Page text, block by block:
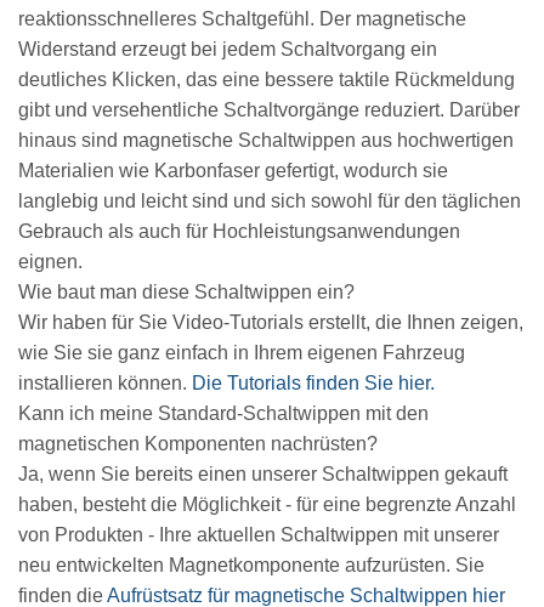
reaktionsschnelleres Schaltgefühl. Der magnetische
Widerstand erzeugt bei jedem Schaltvorgang ein
deutliches Klicken, das eine bessere taktile Rückmeldung
gibt und versehentliche Schaltvorgänge reduziert. Darüber
hinaus sind magnetische Schaltwippen aus hochwertigen
Materialien wie Karbonfaser gefertigt, wodurch sie
langlebig und leicht sind und sich sowohl für den täglichen
Gebrauch als auch für Hochleistungsanwendungen
eignen.
Wie baut man diese Schaltwippen ein?
Wir haben für Sie Video-Tutorials erstellt, die Ihnen zeigen,
wie Sie sie ganz einfach in Ihrem eigenen Fahrzeug
installieren können. Die Tutorials finden Sie hier.
Kann ich meine Standard-Schaltwippen mit den
magnetischen Komponenten nachrüsten?
Ja, wenn Sie bereits einen unserer Schaltwippen gekauft
haben, besteht die Möglichkeit - für eine begrenzte Anzahl
von Produkten - Ihre aktuellen Schaltwippen mit unserer
neu entwickelten Magnetkomponente aufzurüsten. Sie
finden dieAufrüstsatz für magnetische Schaltwippen hier